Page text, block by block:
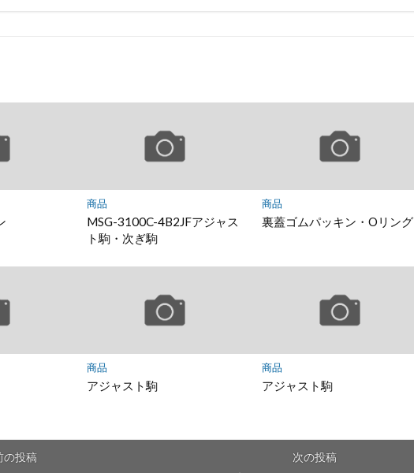
商品
MSG-3100C-4B2JFアジャス
ト駒・次ぎ駒
商品
裏蓋ゴムパッキン・Oリング
商品
アジャスト駒
商品
アジャスト駒
の投稿 次の投稿